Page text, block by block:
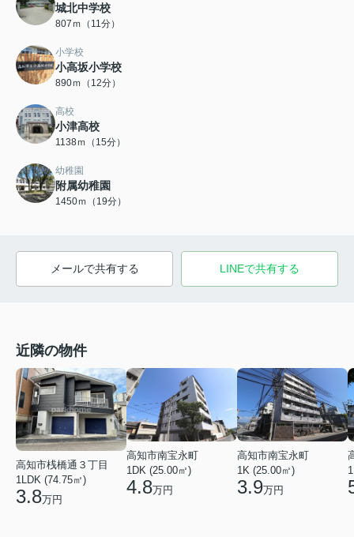
城北中学校
807ｍ（11分）
小学校
小高坂小学校
890ｍ（12分）
高校
小津高校
1138ｍ（15分）
幼稚園
附属幼稚園
1450ｍ（19分）
メールで共有する LINEで共有する
近隣の物件
高知市桟橋通３丁目
1LDK (74.75㎡)
3.8万円
高知市南宝永町
1DK (25.00㎡)
4.8万円
高知市南宝永町
1K (25.00㎡)
3.9万円